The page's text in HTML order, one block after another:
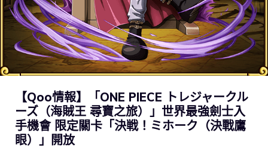
【Qoo情報】「ONE PIECE トレジャークル
ーズ（海賊王 尋寶之旅）」世界最強劍士入
手機會 限定關卡「決戦！ミホーク（決戰鷹
眼）」開放